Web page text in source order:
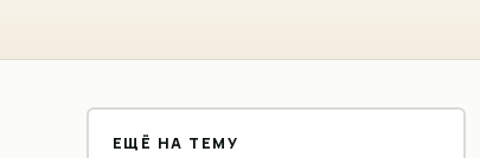
ЕЩЁ НА ТЕМУ